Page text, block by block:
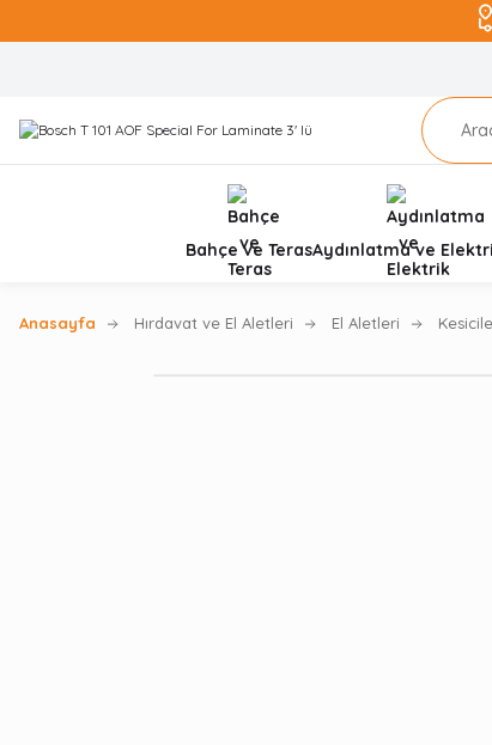
Bahçe ve TerasAydınlatma ve
Anasayfa Hırdavat ve El Aletleri El Aletleri